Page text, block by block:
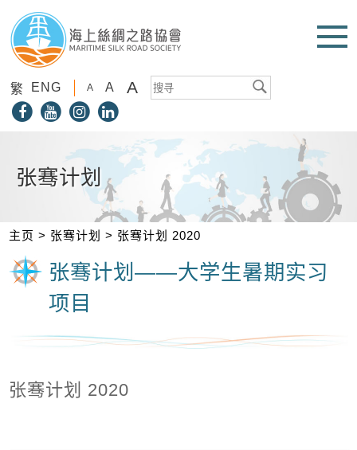
繁 ENG A A A
张骞计划
主页 > 张骞计划 > 张骞计划 2020
张骞计划——大学生暑期实习
项目
张骞计划 2020